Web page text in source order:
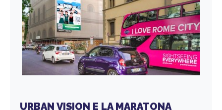
URBAN VISION E LA MARATONA